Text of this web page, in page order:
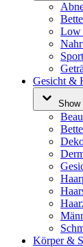
Low
Gesicht &
Show
Körper &